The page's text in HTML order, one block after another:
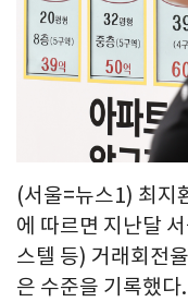
(서울=뉴스1) 최지
에 따르면 지난달
스텔 등) 거래회전
은 수준을 기록했